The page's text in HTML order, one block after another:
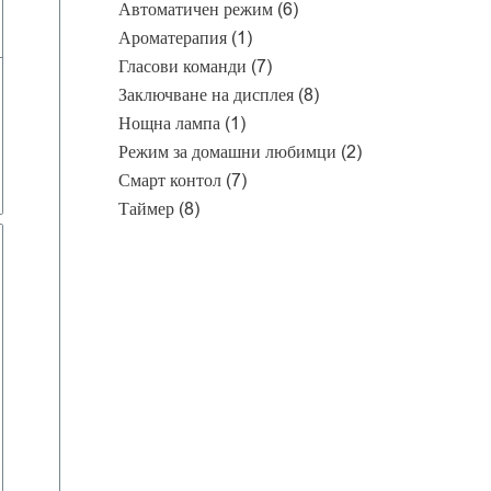
Автоматичен режим (6)
Ароматерапия (1)
Гласови команди (7)
Заключване на дисплея (8)
Нощна лампа (1)
Режим за домашни любимци (2)
Смарт контол (7)
Таймер (8)